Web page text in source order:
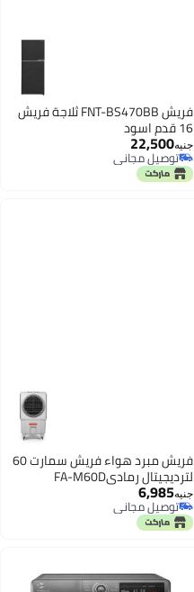
فريش FNT-BS470BB ثلاجة فريش
16 قدم اسود
جنيه22,500
توصيل مجاني
توصيل مجاني
فريش مبرد هواء فريش سمارت 60
لترديجيتال رماديFA-M60D
جنيه6,985
توصيل مجاني
توصيل مجاني